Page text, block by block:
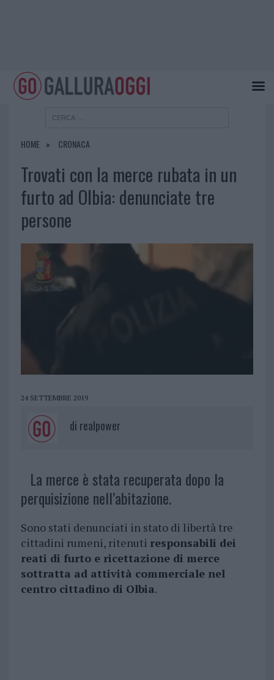
HOME CRONACA
Trovati con la merce rubata in un
furto ad Olbia: denunciate tre
persone
24 SETTEMBRE 2019
di realpower
La merce è stata recuperata dopo la
perquisizione nell’abitazione.
Sono stati denunciati in stato di libertà tre
cittadini rumeni, ritenuti responsabili dei
reati di furto e ricettazione di merce
sottratta ad attività commerciale nel
centro cittadino di Olbia.